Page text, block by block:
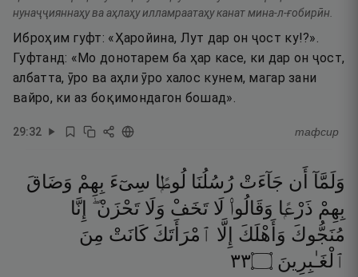
нунаҷҷияннаҳу ва аҳлаҳу илламраатаҳу канат мина-л-ғобирӣн.
Иброҳим гуфт: «Ҳаройина, Лут дар он ҷост ку!?».
Гуфтанд: «Мо донотарем ба ҳар касе, ки дар он ҷост,
албатта, ӯро ва аҳли ӯро халос кунем, магар зани
вайро, ки аз боқимондагон бошад».
29:32 тафсир
وَلَمَّآ أَن جَآءَتْ رُسُلُنَا لُوطًۭا سِىٓءَ بِهِمْ وَضَاقَ
بِهِمْ ذَرْعًۭا وَقَالُوا۟ لَا تَخَفْ وَلَا تَحْزَنْ ۖ إِنَّا
مُنَجُّوكَ وَأَهْلَكَ إِلَّا ٱمْرَأَتَكَ كَانَتْ مِنَ
ٱلْغَـٰبِرِينَ ۝٣٣